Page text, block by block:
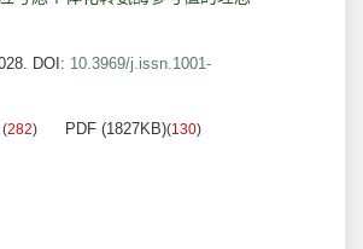
DOI: 10.3969/j.issn.1001-
(282) PDF (1827KB)(130)